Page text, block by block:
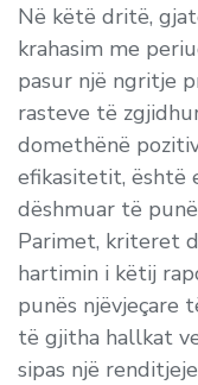
Në këtë dritë,
krahasim me
pasur një ngritje
rasteve të
domethënë
efikasitetit, është
dëshmuar të
Parimet, kriteret
hartimin i këtij
punës njëvjeçare
të gjitha hallkat
sipas një